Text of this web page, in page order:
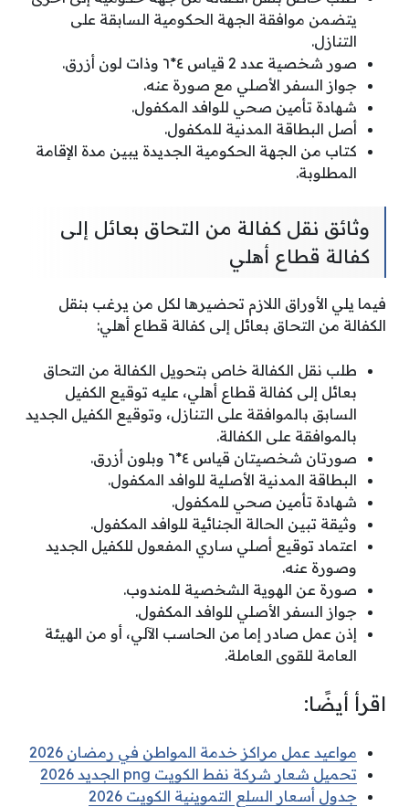
يتضمن موافقة الجهة الحكومية السابقة على
التنازل.
صور شخصية عدد 2 قياس ٤*٦ وذات لون أزرق.
جواز السفر الأصلي مع صورة عنه.
شهادة تأمين صحي للوافد المكفول.
أصل البطاقة المدنية للمكفول.
كتاب من الجهة الحكومية الجديدة يبين مدة الإقامة
المطلوبة.
وثائق نقل كفالة من التحاق بعائل إلى
كفالة قطاع أهلي
فيما يلي الأوراق اللازم تحضيرها لكل من يرغب بنقل
الكفالة من التحاق بعائل إلى كفالة قطاع أهلي:
طلب نقل الكفالة خاص بتحويل الكفالة من التحاق
بعائل إلى كفالة قطاع أهلي، عليه توقيع الكفيل
السابق بالموافقة على التنازل، وتوقيع الكفيل الجديد
بالموافقة على الكفالة.
صورتان شخصيتان قياس ٤*٦ وبلون أزرق.
البطاقة المدنية الأصلية للوافد المكفول.
شهادة تأمين صحي للمكفول.
وثيقة تبين الحالة الجنائية للوافد المكفول.
اعتماد توقيع أصلي ساري المفعول للكفيل الجديد
وصورة عنه.
صورة عن الهوية الشخصية للمندوب.
جواز السفر الأصلي للوافد المكفول.
إذن عمل صادر إما من الحاسب الآلي، أو من الهيئة
العامة للقوى العاملة.
اقرأ أيضًا:
مواعيد عمل مراكز خدمة المواطن في رمضان 2026
تحميل شعار شركة نفط الكويت png الجديد 2026
جدول أسعار السلع التموينية الكويت 2026